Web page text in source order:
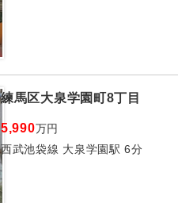
練馬区大泉学園町8丁目
5,990万円
西武池袋線 大泉学園駅 6分